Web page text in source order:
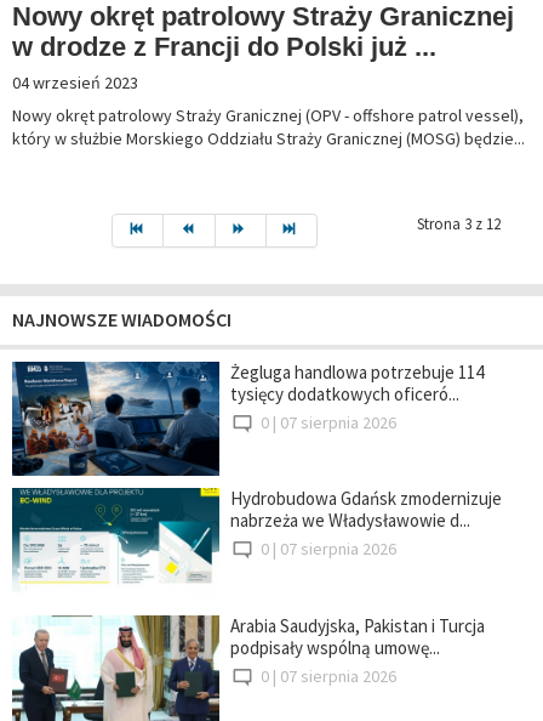
Nowy okręt patrolowy Straży Granicznej
w drodze z Francji do Polski już ...
04 wrzesień 2023
Nowy okręt patrolowy Straży Granicznej (OPV - offshore patrol vessel),
który w służbie Morskiego Oddziału Straży Granicznej (MOSG) będzie...
Strona 3 z 12
NAJNOWSZE WIADOMOŚCI
Żegluga handlowa potrzebuje 114
tysięcy dodatkowych oficeró...
0 | 07 sierpnia 2026
Hydrobudowa Gdańsk zmodernizuje
nabrzeża we Władysławowie d...
0 | 07 sierpnia 2026
Arabia Saudyjska, Pakistan i Turcja
podpisały wspólną umowę...
0 | 07 sierpnia 2026